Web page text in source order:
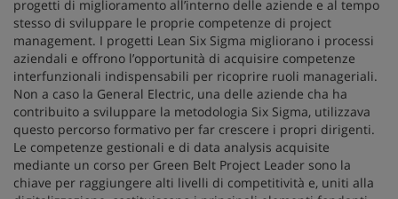
progetti di miglioramento all’interno delle aziende e al tempo
stesso di sviluppare le proprie competenze di project
management. I progetti Lean Six Sigma migliorano i processi
aziendali e offrono l’opportunità di acquisire competenze
interfunzionali indispensabili per ricoprire ruoli manageriali.
Non a caso la General Electric, una delle aziende cha ha
contribuito a sviluppare la metodologia Six Sigma, utilizzava
questo percorso formativo per far crescere i propri dirigenti.
Le competenze gestionali e di data analysis acquisite
mediante un corso per Green Belt Project Leader sono la
chiave per raggiungere alti livelli di competitività e, uniti alla